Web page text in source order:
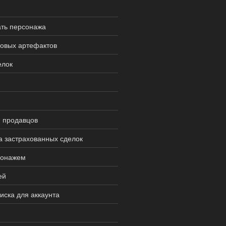
персонажа
артефактов
продавцов
сделок
для аккаунта